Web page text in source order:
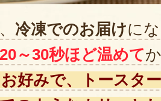
冷凍でのお届けに
～30秒ほど温めて
お好みで、トースタ